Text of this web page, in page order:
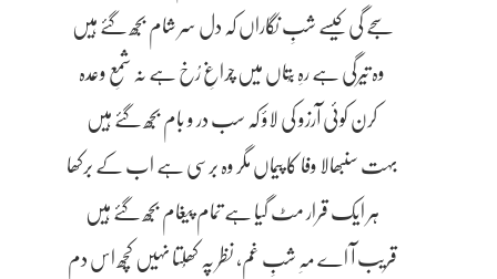
سجے گی کیسے شبِ نگاراں کہ دل سر شام بُجھ گئے ہیں
وہ تیرگی ہے رہِ بُتاں میں چراغِ رُخ ہے نہ شمعِ وعدہ
کرن کوئی آرزو کی لاؤ کہ سب در و بام بُجھ گئے ہیں
بہت سنبھالا وفا کا پیماں مگر وہ برسی ہے اب کے برکھا
ہر ایک قرار مٹ گیا ہے تمام پیغام بُجھ گئے ہیں
قریب آ اے مہِ شبِ غم، نظر پہ کھُلتا نہیں کچھ اس دم